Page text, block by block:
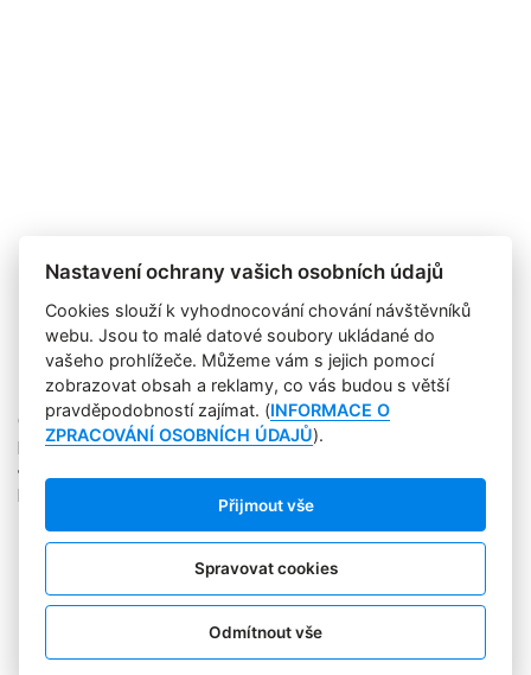
Copyright © 2004-2020 Focus Agency, s.r.o. Plné znění licenčních
podmínek. ISSN 1803-957X
Jakékoliv publikování, přebírání nebo šíření obsahu je bez
písemného souhlasu Focus Agency, s.r.o. zakázáno.
RSS 1
Štítky
Zpracování osobních údajů
Kontakt
PR AGENTURA
COOKIES
Nastavení ochrany vašich osobních údajů
Cookies slouží k vyhodnocování chování návštěvníků
webu. Jsou to malé datové soubory ukládané do
vašeho prohlížeče. Můžeme vám s jejich pomocí
zobrazovat obsah a reklamy, co vás budou s větší
pravděpodobností zajímat. (INFORMACE O
ZPRACOVÁNÍ OSOBNÍCH ÚDAJŮ).
Přijmout vše
Spravovat cookies
Odmítnout vše